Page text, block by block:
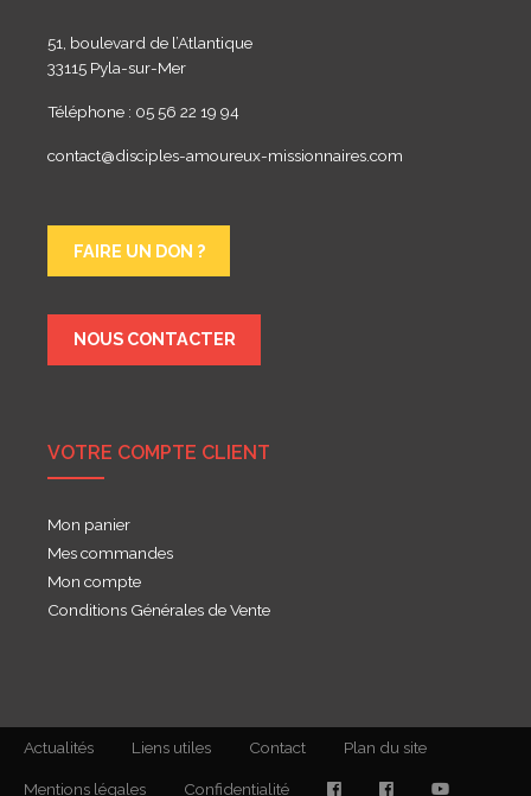
51, boulevard de l’Atlantique
33115 Pyla-sur-Mer
Téléphone : 05 56 22 19 94
contact@disciples-amoureux-missionnaires.com
FAIRE UN DON ?
NOUS CONTACTER
VOTRE COMPTE CLIENT
Mon panier
Mes commandes
Mon compte
Conditions Générales de Vente
Actualités Liens utiles Contact Plan du site
Mentions légales Confidentialité